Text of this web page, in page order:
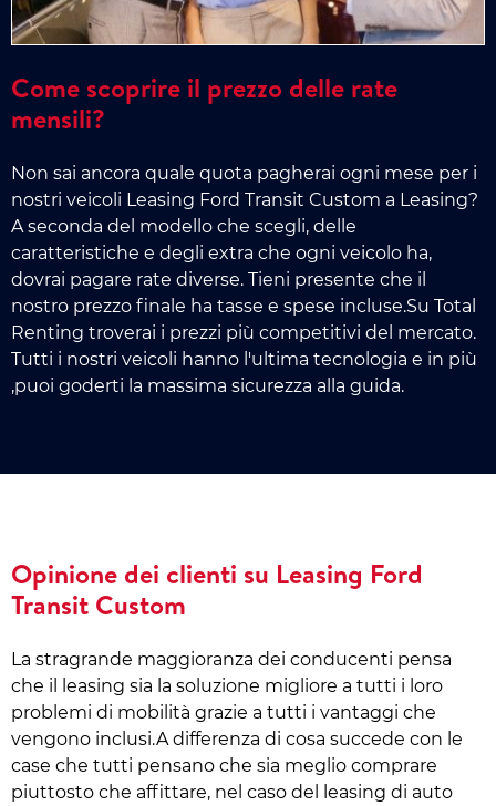
Come scoprire il prezzo delle rate
mensili?
Non sai ancora quale quota pagherai ogni mese per i
nostri veicoli Leasing Ford Transit Custom a Leasing?
A seconda del modello che scegli, delle
caratteristiche e degli extra che ogni veicolo ha,
dovrai pagare rate diverse. Tieni presente che il
nostro prezzo finale ha tasse e spese incluse.Su Total
Renting troverai i prezzi più competitivi del mercato.
Tutti i nostri veicoli hanno l'ultima tecnologia e in più
,puoi goderti la massima sicurezza alla guida.
Opinione dei clienti su Leasing Ford
Transit Custom
La stragrande maggioranza dei conducenti pensa
che il leasing sia la soluzione migliore a tutti i loro
problemi di mobilità grazie a tutti i vantaggi che
vengono inclusi.A differenza di cosa succede con le
case che tutti pensano che sia meglio comprare
piuttosto che affittare, nel caso del leasing di auto